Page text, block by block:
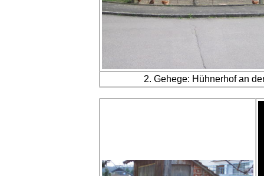
2. Gehege: Hühnerhof an